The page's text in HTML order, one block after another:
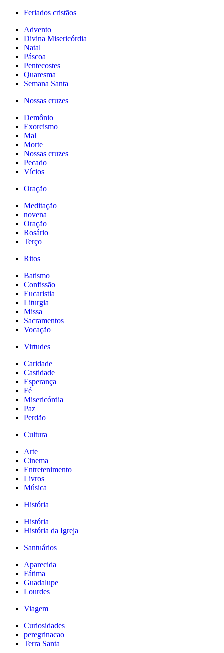
Feriados cristãos
Advento
Divina Misericórdia
Natal
Páscoa
Pentecostes
Quaresma
Semana Santa
Nossas cruzes
Demônio
Exorcismo
Mal
Morte
Nossas cruzes
Pecado
Vícios
Oração
Meditação
novena
Oração
Rosário
Terço
Ritos
Batismo
Confissão
Eucaristia
Liturgia
Missa
Sacramentos
Vocação
Virtudes
Caridade
Castidade
Esperança
Fé
Misericórdia
Paz
Perdão
Cultura
Arte
Cinema
Entretenimento
Livros
Música
História
História
História da Igreja
Santuários
Aparecida
Fátima
Guadalupe
Lourdes
Viagem
Curiosidades
peregrinacao
Terra Santa